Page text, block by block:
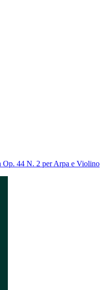
Op. 44 N. 2 per Arpa e Violino